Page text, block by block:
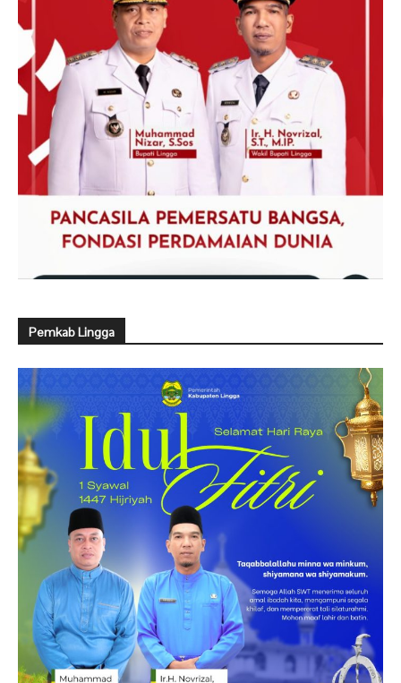
Pemkab Lingga